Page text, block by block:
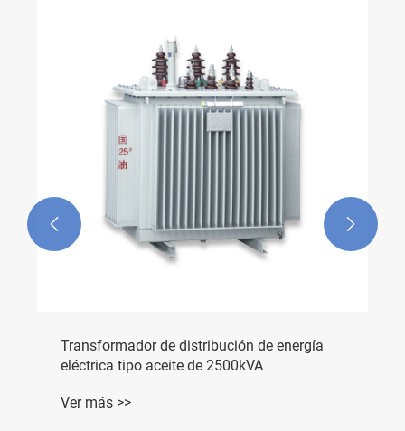
Transformador de distribución de energía
eléctrica tipo aceite de 2500kVA
Ver más >>
 